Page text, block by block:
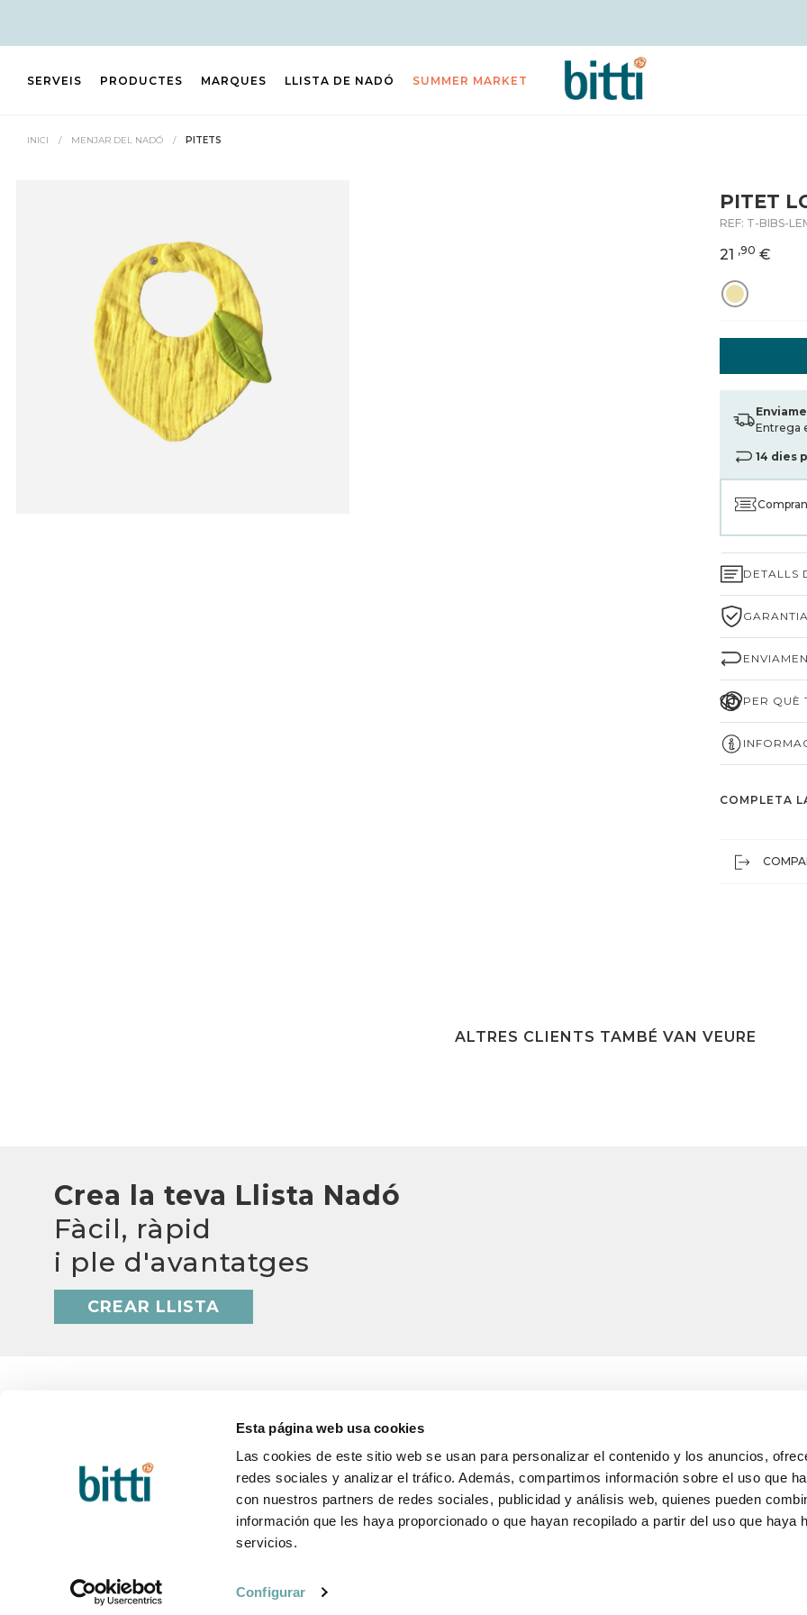
Esta página web usa cookies
Las cookies de este sitio web se usan para personalizar el contenido y los anuncios,
redes sociales y analizar el tráfico. Además, compartimos información sobre el uso que
con nuestros partners de redes sociales, publicidad y análisis web, quienes pueden
información que les haya proporcionado o que hayan recopilado a partir del uso que haya
servicios.
Configurar
SERVEIS PRODUCTES MARQUES LLISTA DE NADÓ SUMMER MARKET
INICI / MENJAR DEL NADÓ / PITETS
PITET
REF: T-BIBS-
21 ,90 €
Entrega
14 dies
DETALLS
PER QUÈ
COMPLETA
ALTRES CLIENTS TAMBÉ VAN VEURE
Crea la teva Llista Nadó
Fàcil, ràpid
i ple d'avantatges
CREAR LLISTA
Qui som?
Treballa amb nosaltres
AJUDA
Q&A
Terminis de lliurament
Postvenda
INFORMACIÓ LEGAL
Avís legal
Política de
de dades
Política de cookies